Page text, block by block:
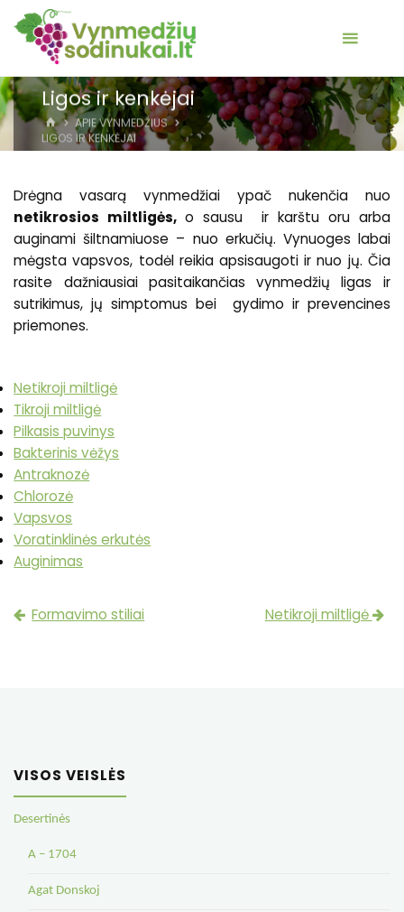
Ligos ir kenkėjai
HOMEAPIE VYNMEDŽIUS
LIGOS IR KENKĖJAI
Drėgna vasarą vynmedžiai ypač nukenčia nuo
netikrosios miltligės,o sausu ir karštu oru arba
auginami šiltnamiuose – nuo erkučių. Vynuoges labai
mėgsta vapsvos, todėl reikia apsisaugoti ir nuo jų. Čia
rasite dažniausiai pasitaikančias vynmedžių ligas ir
sutrikimus, jų simptomus bei gydimo ir prevencines
priemones.
Netikroji miltligė
Tikroji miltligė
Pilkasis puvinys
Bakterinis vėžys
Antraknozė
Chlorozė
Vapsvos
Voratinklinės erkutės
Auginimas
Formavimo stiliai Netikroji miltligė
VISOS VEISLĖS
Desertinės
A – 1704
Agat Donskoj